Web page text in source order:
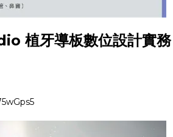
植牙導板數位設計實務